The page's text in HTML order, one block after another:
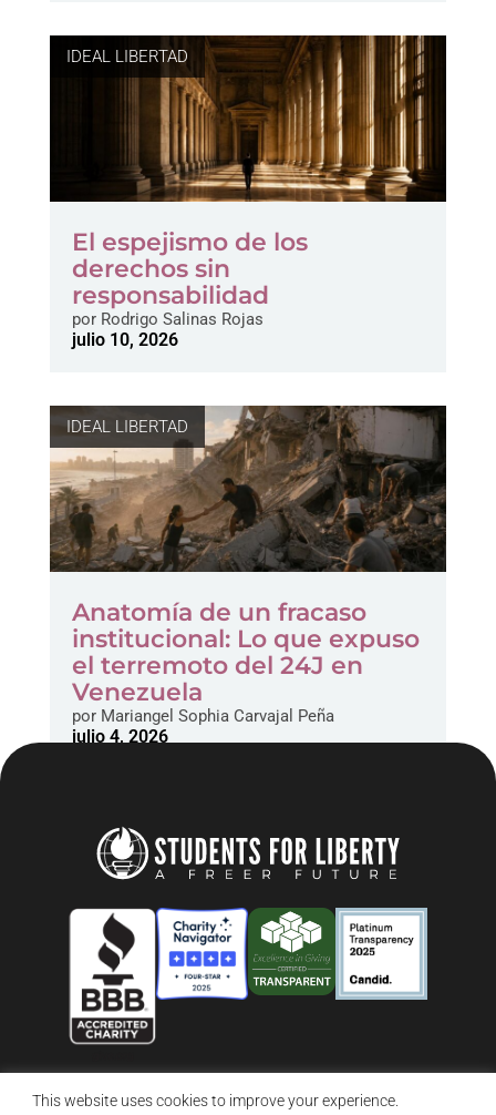
This website uses cookies to improve your experience.
IDEAL LIBERTAD
El espejismo de los
derechos sin
responsabilidad
porRodrigo Salinas Rojas
julio 10, 2026
IDEAL LIBERTAD
Anatomía de un fracaso
institucional: Lo que expuso
el terremoto del 24J en
Venezuela
porMariangel Sophia Carvajal Peña
julio 4, 2026
© 2026 Students For Liberty, All Rights Reserved